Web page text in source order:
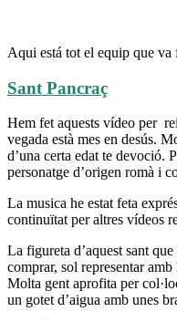
Aqui está tot el equip que
Sant Pancraç
Hem fet aquests vídeo per
vegada està mes en desús.
d’una certa edat te devoció.
personatge d’origen romà i
La musica he estat feta
continuïtat per altres vídeos
La figureta d’aquest sant que
comprar, sol representar
Molta gent aprofita per
un gotet d’aigua amb unes